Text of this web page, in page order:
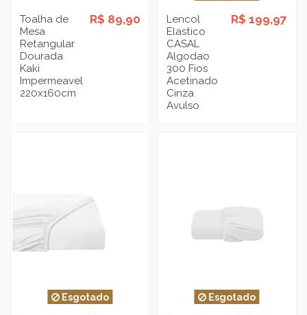
Toalha de
Mesa
Retangular
Dourada
Kaki
Impermeavel
220x160cm
R$ 89,90
Lencol
Elastico
CASAL
Algodao
300 Fios
Acetinado
Cinza
Avulso
R$ 199,97
Esgotado Esgotado